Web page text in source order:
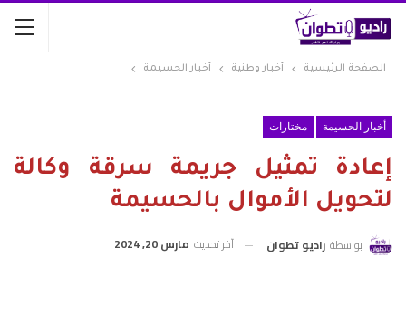
الصفحة الرئيسية أخبار وطنية أخبار الحسيمة
أخبار الحسيمة مختارات
إعادة تمثيل جريمة سرقة وكالة
لتحويل الأموال بالحسيمة
بواسطة راديو تطوان آخر تحديث مارس 20, 2024